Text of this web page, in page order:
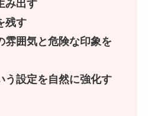
み出す
残す
雰囲気と危険な印象を
う設定を自然に強化す